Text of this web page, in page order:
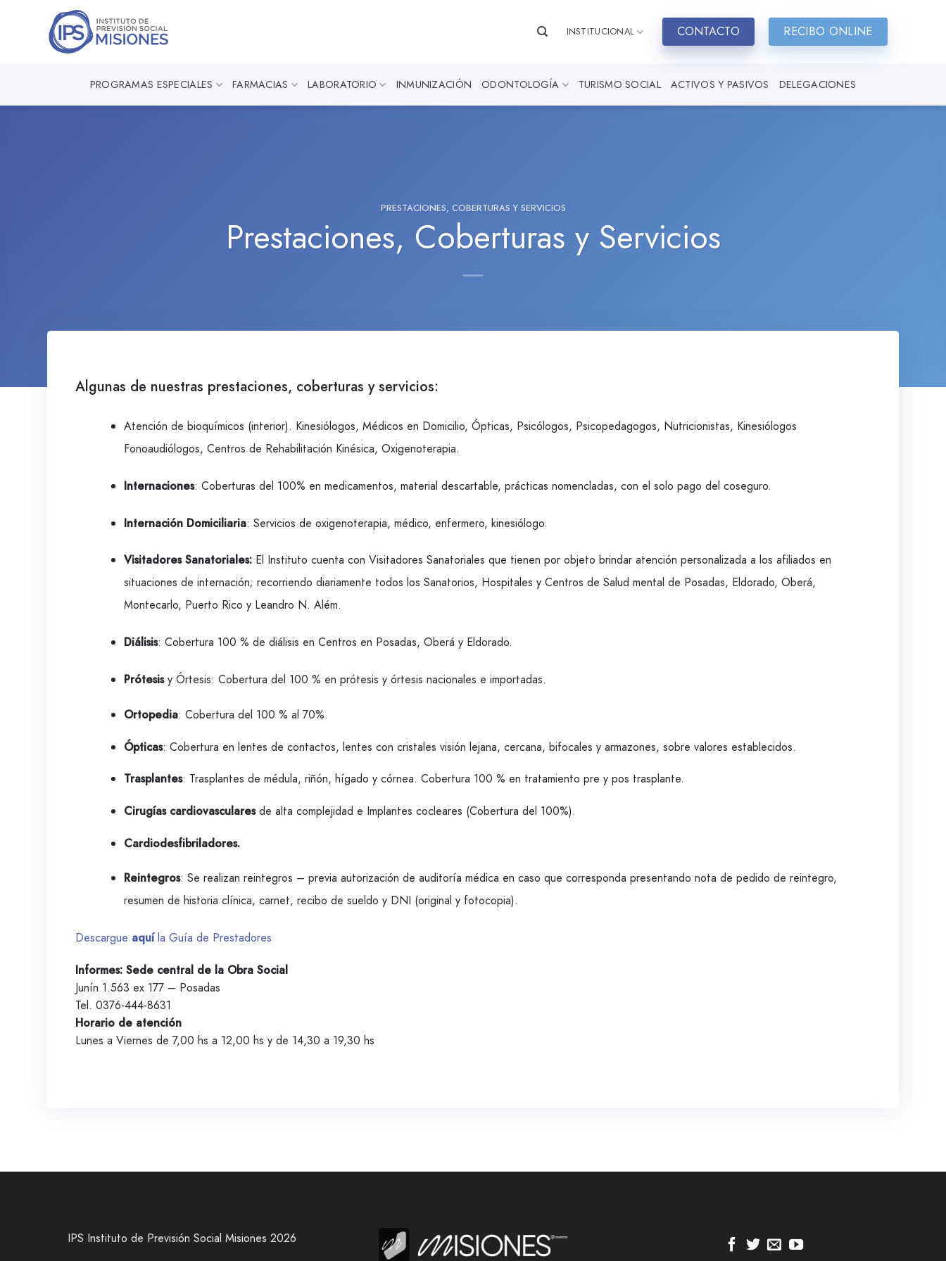
INSTITUCIONAL CONTACTO RECIBO ONLINE
PROGRAMAS ESPECIALES FARMACIAS LABORATORIO INMUNIZACIÓN ODONTOLOGÍA TURISMO SOCIAL ACTIVOS Y PASIVOS DELEGACIONES
PRESTACIONES, COBERTURAS Y SERVICIOS
Prestaciones, Coberturas y Servicios
Algunas de nuestras prestaciones, coberturas y servicios:
Atención de bioquímicos (interior). Kinesiólogos, Médicos en Domicilio, Ópticas, Psicólogos, Psicopedagogos, Nutricionistas, Kinesiólogos
Fonoaudiólogos, Centros de Rehabilitación Kinésica, Oxigenoterapia.
Internaciones: Coberturas del 100% en medicamentos, material descartable, prácticas nomencladas, con el solo pago del coseguro.
Internación Domiciliaria: Servicios de oxigenoterapia, médico, enfermero, kinesiólogo.
Visitadores Sanatoriales:El Instituto cuenta con Visitadores Sanatoriales que tienen por objeto brindar atención personalizada a los afiliados en
situaciones de internación; recorriendo diariamente todos los Sanatorios, Hospitales y Centros de Salud mental de Posadas, Eldorado, Oberá,
Montecarlo, Puerto Rico y Leandro N. Além.
Diálisis: Cobertura 100 % de diálisis en Centros en Posadas, Oberá y Eldorado.
Prótesisy Órtesis: Cobertura del 100 % en prótesis y órtesis nacionales e importadas.
Ortopedia: Cobertura del 100 % al 70%.
Ópticas: Cobertura en lentes de contactos, lentes con cristales visión lejana, cercana, bifocales y armazones, sobre valores establecidos.
Trasplantes: Trasplantes de médula, riñón, hígado y córnea. Cobertura 100 % en tratamiento pre y pos trasplante.
Cirugías cardiovascularesde alta complejidad e Implantes cocleares (Cobertura del 100%).
Cardiodesfibriladores.
Reintegros: Se realizan reintegros – previa autorización de auditoría médica en caso que corresponda presentando nota de pedido de reintegro,
resumen de historia clínica, carnet, recibo de sueldo y DNI (original y fotocopia).
Descargue aquíla Guía de Prestadores
Informes: Sede central de la Obra Social
Junín 1.563 ex 177 – Posadas
Tel. 0376-444-8631
Horario de atención
Lunes a Viernes de 7,00 hs a 12,00 hs y de 14,30 a 19,30 hs
IPS Instituto de Previsión Social Misiones 2026